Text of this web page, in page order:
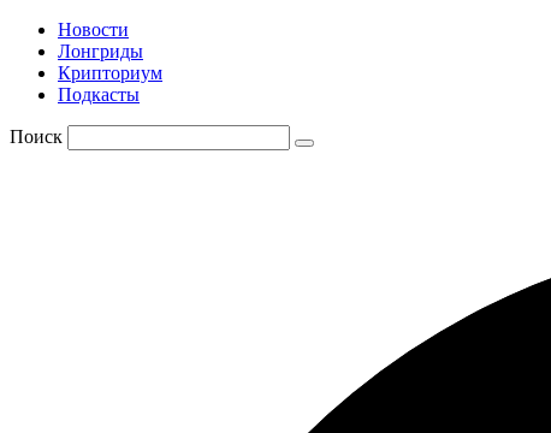
Новости
Лонгриды
Крипториум
Подкасты
Поиск